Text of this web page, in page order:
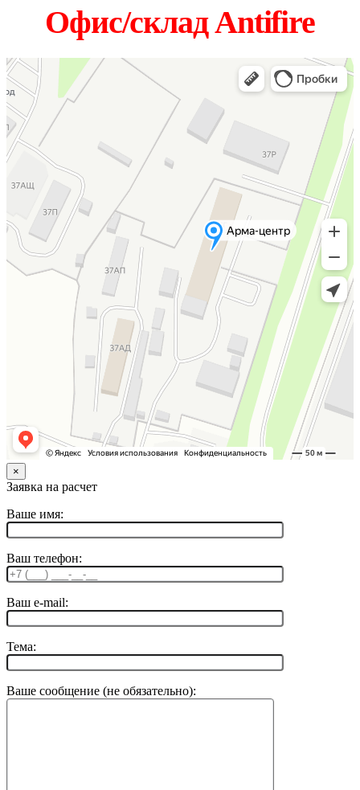
Офис/склад Antifire
×
Заявка на расчет
Ваше имя:
Ваш телефон:
Ваш e-mail:
Тема:
Ваше сообщение (не обязательно):